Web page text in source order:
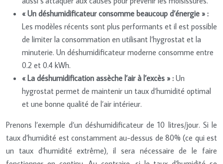
« Un déshumidificateur consomme beaucoup d’énergie » :
Les modèles récents sont plus performants et il est possible
de limiter la consommation en utilisant l’hygrostat et la
minuterie. Un déshumidificateur moderne consomme entre
0.2 et 0.4 kWh.
« La déshumidification assèche l’air à l’excès » : Un
hygrostat permet de maintenir un taux d’humidité optimal
et une bonne qualité de l’air intérieur.
Prenons l’exemple d’un déshumidificateur de 10 litres/jour. Si le
taux d’humidité est constamment au-dessus de 80% (ce qui est
un taux d’humidité extrême), il sera nécessaire de le faire